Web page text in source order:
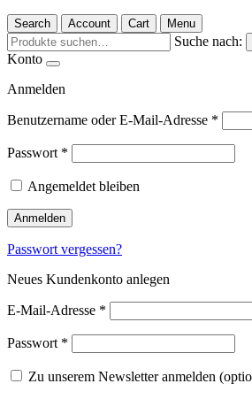
Search Account Cart Menu
Suche nach:
Konto
Anmelden
Benutzername oder E-Mail-Adresse *
Passwort *
Angemeldet bleiben
Anmelden
Passwort vergessen?
Neues Kundenkonto anlegen
E-Mail-Adresse *
Passwort *
Zu unserem Newsletter anmelden